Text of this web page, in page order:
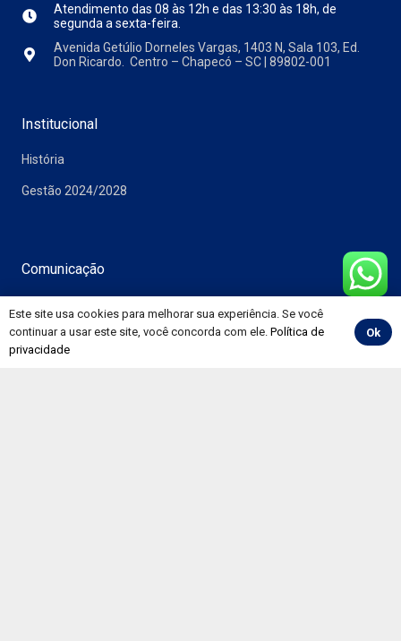
Atendimento das 08 às 12h e das 13:30 às 18h, de
segunda a sexta-feira.
Avenida Getúlio Dorneles Vargas, 1403 N, Sala 103, Ed.
Don Ricardo. Centro – Chapecó – SC | 89802-001
Institucional
História
Gestão 2024/2028
Comunicação
Vídeos
Este site usa cookies para melhorar sua experiência. Se você
continuar a usar este site, você concorda com ele. Política de
privacidade
Ok